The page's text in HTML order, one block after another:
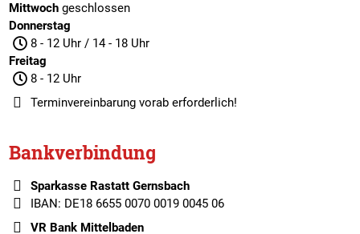
Mittwochgeschlossen
Donnerstag
8 - 12 Uhr / 14 - 18 Uhr
Freitag
8 - 12 Uhr
Terminvereinbarungvorab erforderlich!
Bankverbindung
Sparkasse Rastatt Gernsbach
IBAN: DE18 6655 0070 0019 0045 06
VR Bank Mittelbaden